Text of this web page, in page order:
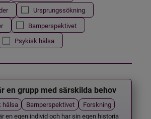
Ursprungssökning
Barnperspektivet
Psykisk hälsa
en grupp med särskilda behov
hälsa Barnperspektivet
Forskning
en egen individ och har sin egen historia